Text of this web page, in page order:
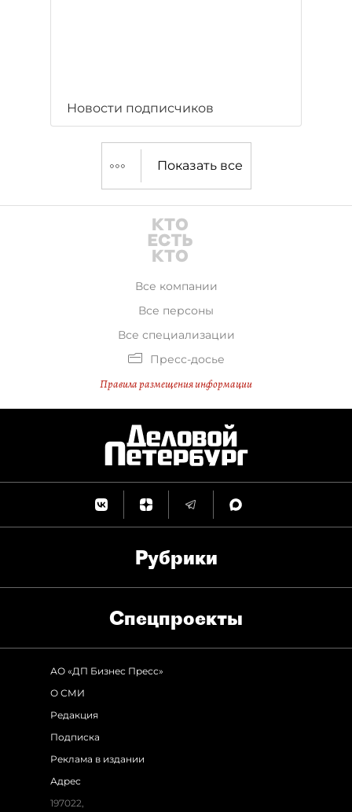
Новости подписчиков
Показать все
Все компании
Все персоны
Все специализации
Пресс-досье
Правила размещения информации
Рубрики
Спец­проекты
АО «ДП Бизнес Пресс»
О СМИ
Редакция
Подписка
Реклама в издании
Адрес
197022,